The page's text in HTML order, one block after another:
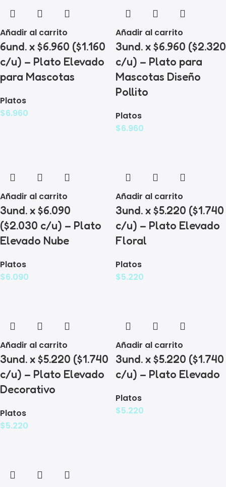
Añadir al carrito
6und. x $6.960 ($1.160
c/u) – Plato Elevado
para Mascotas
Platos
$6.960
Añadir al carrito
3und. x $6.960 ($2.320
c/u) – Plato para
Mascotas Diseño
Pollito
Platos
$6.960
Añadir al carrito
3und. x $6.090
($2.030 c/u) – Plato
Elevado Nube
Platos
$6.090
Añadir al carrito
3und. x $5.220 ($1.740
c/u) – Plato Elevado
Floral
Platos
$5.220
Añadir al carrito
3und. x $5.220 ($1.740
c/u) – Plato Elevado
Decorativo
Platos
$5.220
Añadir al carrito
3und. x $5.220 ($1.740
c/u) – Plato Elevado
Platos
$5.220